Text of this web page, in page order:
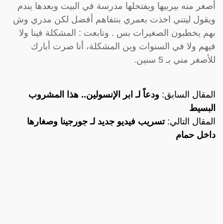
أصغر منه بيربيها ويفتحلها مدرسة في البيت وبعدها يندم
ويقول ليتني اخذت بعمري بنتفاهم أفضل لكن مدري وش
بهم يخطبون الصغيرات بس . وتابعت : المشكلة فينا ولا
فيهم ولا في السنوات وين المشكلة، أنا صرت أبارك
للأصغر مني بـ 5 سنين.
المقال السابق: ودعاً لـ ابر الإنسولين.. هذا المشروب
البسيط
المقال التالي:تسريب فيديو جديد لـ جورجينا وصغارها
داخل حمام